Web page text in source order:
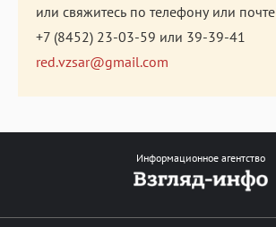
или свяжитесь по телефону или почте
+7 (8452) 23-03-59 или 39-39-41
red.vzsar@gmail.com
Информационное агентство